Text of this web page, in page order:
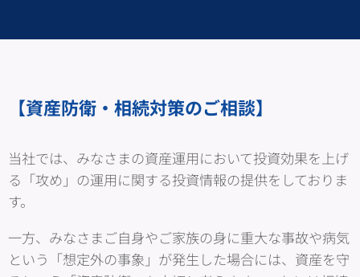
【資産防衛・相続対策のご相談】
当社では、みなさまの資産運用において投資効果を上げ
る「攻め」の運用に関する投資情報の提供をしておりま
す。
一方、みなさまご自身やご家族の身に重大な事故や病気
という「想定外の事象」が発生した場合には、資産を守